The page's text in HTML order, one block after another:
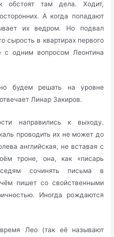
обстоят там дела. Ходит,
А когда попадают
их ведром. Но подвал
сырость в квартирах первого
одним вопросом Леонтина
будем решать на уровне
Линар Закиров.
направились к выходу.
проводить их не может до
английская, не вставая с
троне, она, как «писарь
сочинять письма в
пишет со свойственными
Иногда рождаются
Лео (так её называют